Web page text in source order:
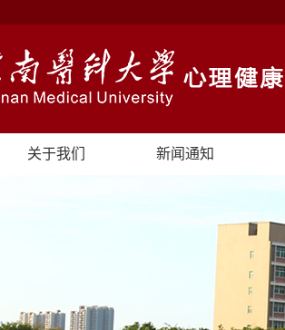
关于我们 新闻通知